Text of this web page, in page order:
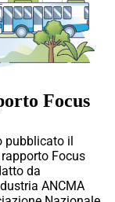
Focus
pubblicato il
Focus
da
ANCMA